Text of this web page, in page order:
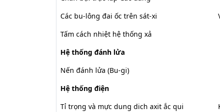
Các bu-lông đai ốc trên sát-xi
Tấm cách nhiệt hệ thống xả
Hệ thống đánh lửa
Nến đánh lửa (Bu-gi)
Hệ thống điện
Tỉ trọng và mực dung dich axit ắc qui